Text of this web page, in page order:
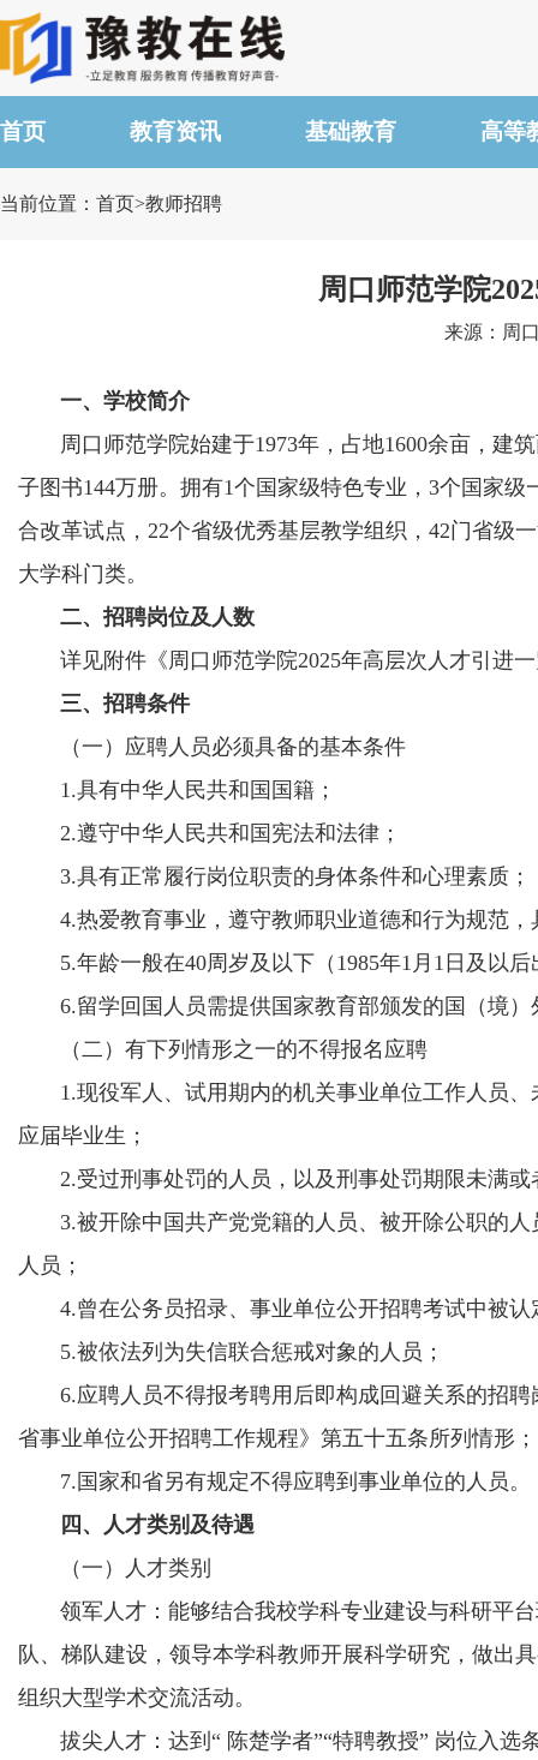
首页 教育资讯 基础教育 高等
当前位置：首页>教师招聘
周口师范学院
来源：周
一、学校简介
周口师范学院始建于1973年，占地1600余亩，建筑
子图书144万册。拥有1个国家级特色专业，3个国家
合改革试点，22个省级优秀基层教学组织，42门省级
大学科门类。
二、招聘岗位及人数
详见附件《周口师范学院2025年高层次人才引进一
三、招聘条件
（一）应聘人员必须具备的基本条件
1.具有中华人民共和国国籍；
2.遵守中华人民共和国宪法和法律；
3.具有正常履行岗位职责的身体条件和心理素质；
4.热爱教育事业，遵守教师职业道德和行为规范，
5.年龄一般在40周岁及以下（1985年1月1日及以后
6.留学回国人员需提供国家教育部颁发的国（境）
（二）有下列情形之一的不得报名应聘
1.现役军人、试用期内的机关事业单位工作人员、
应届毕业生；
2.受过刑事处罚的人员，以及刑事处罚期限未满或
3.被开除中国共产党党籍的人员、被开除公职的人
人员；
4.曾在公务员招录、事业单位公开招聘考试中被认
5.被依法列为失信联合惩戒对象的人员；
6.应聘人员不得报考聘用后即构成回避关系的招聘
省事业单位公开招聘工作规程》第五十五条所列情形；
7.国家和省另有规定不得应聘到事业单位的人员。
四、人才类别及待遇
（一）人才类别
领军人才：能够结合我校学科专业建设与科研平台
队、梯队建设，领导本学科教师开展科学研究，做出
组织大型学术交流活动。
拔尖人才：达到“ 陈楚学者”“特聘教授” 岗位入选